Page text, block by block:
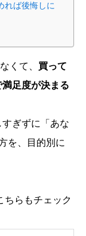
れば後悔しに
くて、 買って
足度が決まる
ぎずに「あな
を、目的別に
ちらもチェック